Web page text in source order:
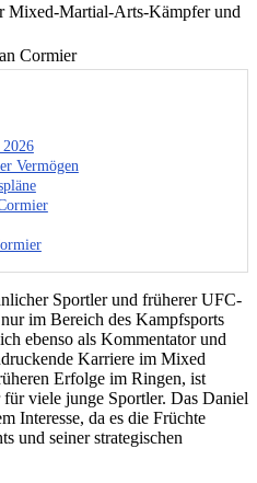
Mixed-Martial-Arts-Kämpfer und
Cormier
Vermögen
Sportler und früherer UFC-
im Bereich des Kampfsports
ebenso als Kommentator und
Karriere im Mixed
Erfolge im Ringen, ist
viele junge Sportler. Das Daniel
Interesse, da es die Früchte
und seiner strategischen